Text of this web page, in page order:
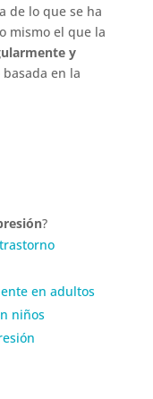
de lo que se ha
mismo el que la
y
basada en la
?
en adultos
niños